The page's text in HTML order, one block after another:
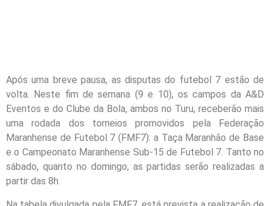
Após uma breve pausa, as disputas do futebol 7 estão de
volta. Neste fim de semana (9 e 10), os campos da A&D
Eventos e do Clube da Bola, ambos no Turu, receberão mais
uma rodada dos torneios promovidos pela Federação
Maranhense de Futebol 7 (FMF7): a Taça Maranhão de Base
e o Campeonato Maranhense Sub-15 de Futebol 7. Tanto no
sábado, quanto no domingo, as partidas serão realizadas a
partir das 8h.